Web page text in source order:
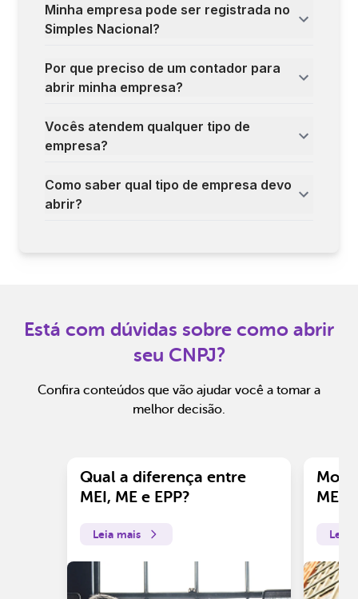
Minha empresa pode ser registrada no
Simples Nacional?
Por que preciso de um contador para
abrir minha empresa?
Vocês atendem qualquer tipo de
empresa?
Como saber qual tipo de empresa devo
abrir?
Está com dúvidas sobre como abrir
seu CNPJ?
Confira conteúdos que vão ajudar você a tomar a
melhor decisão.
Qual a diferença entre
MEI, ME e EPP?
Leia mais
ME?
Leia